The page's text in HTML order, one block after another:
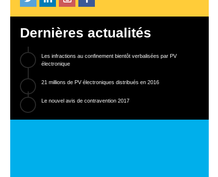
Dernières actualités
Les infractions au confinement bientôt verbalisées par PV
électronique
21 millions de PV électroniques distribués en 2016
Le nouvel avis de contravention 2017